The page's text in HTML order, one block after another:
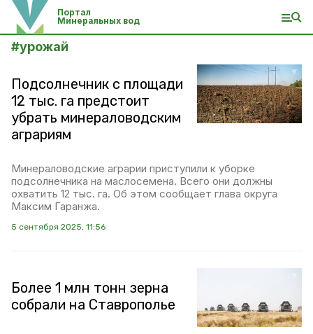
Портал
Минеральных вод
#урожай
Подсолнечник с площади
12 тыс. га предстоит
убрать минераловодским
аграриям
Минераловодские аграрии приступили к уборке
подсолнечника на маслосемена. Всего они должны
охватить 12 тыс. га. Об этом сообщает глава округа
Максим Гаранжа.
5 сентября 2025, 11:56
Более 1 млн тонн зерна
собрали на Ставрополье